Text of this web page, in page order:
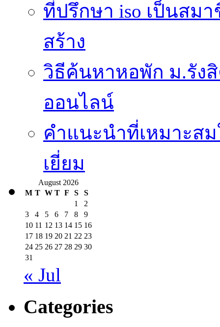
ที่ปรึกษา iso เป็นสม
สร้าง
วิธีค้นหาหอพัก ม.รัง
ออนไลน์
คำแนะนำที่เหมาะสม
เยี่ยม
August 2026
M T W T F S
S
1
2
3
4 5 6 7 8
9
10 11 12 13 14 15 16
17 18 19 20 21 22 23
24 25 26 27 28 29 30
31
« Jul
Categories